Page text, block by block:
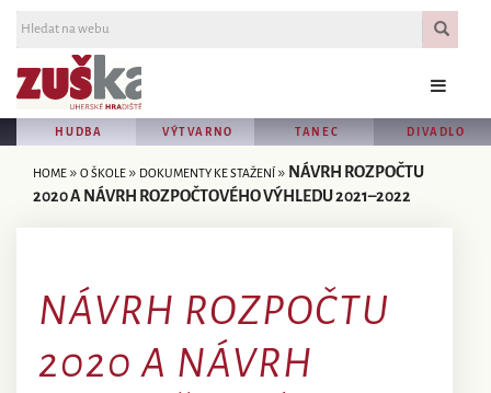
HUDBA VÝTVARNO TANEC DIVADLO
HOME » O ŠKOLE » DOKUMENTY KE STAŽENÍ » NÁVRH ROZPOČTU
2020 A NÁVRH ROZPOČTOVÉHO VÝHLEDU 2021–2022
NÁVRH ROZPOČTU
2020 A NÁVRH